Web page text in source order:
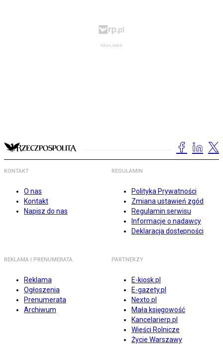
KONTAKT
O nas
Kontakt
Napisz do nas
REGULAMIN
Polityka Prywatności
Zmiana ustawień zgód
Regulamin serwisu
Informacje o nadawcy
Deklaracja dostępności
REKLAMA I PRENUMERATA
Reklama
Ogłoszenia
Prenumerata
Archiwum
PARTNERZY
E-kiosk.pl
E-gazety.pl
Nexto.pl
Mała księgowość
Kancelarierp.pl
Wieści Rolnicze
Życie Warszawy